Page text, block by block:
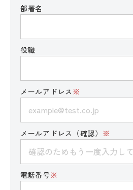
部署名
役職
メールアドレス ※
メールアドレス（確認） ※
電話番号※